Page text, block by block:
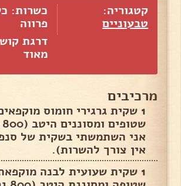
קטגוריה:
טבעוניים
כשרות:
פרווה
דרגת
מאוד
מרכיבים
1 שקית גרגירי חומוס
אני השתמשתי בשקית של
אין צורך להשרות).
1 שקית שעועית לבנה